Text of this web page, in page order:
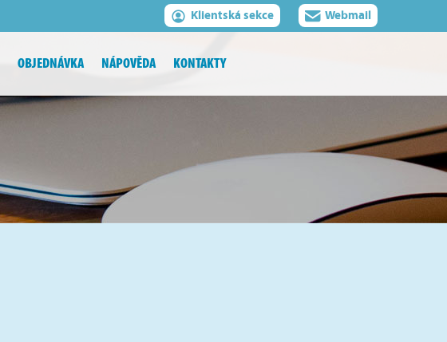
Klientská sekce Webmail
OBJEDNÁVKA NÁPOVĚDA KONTAKTY